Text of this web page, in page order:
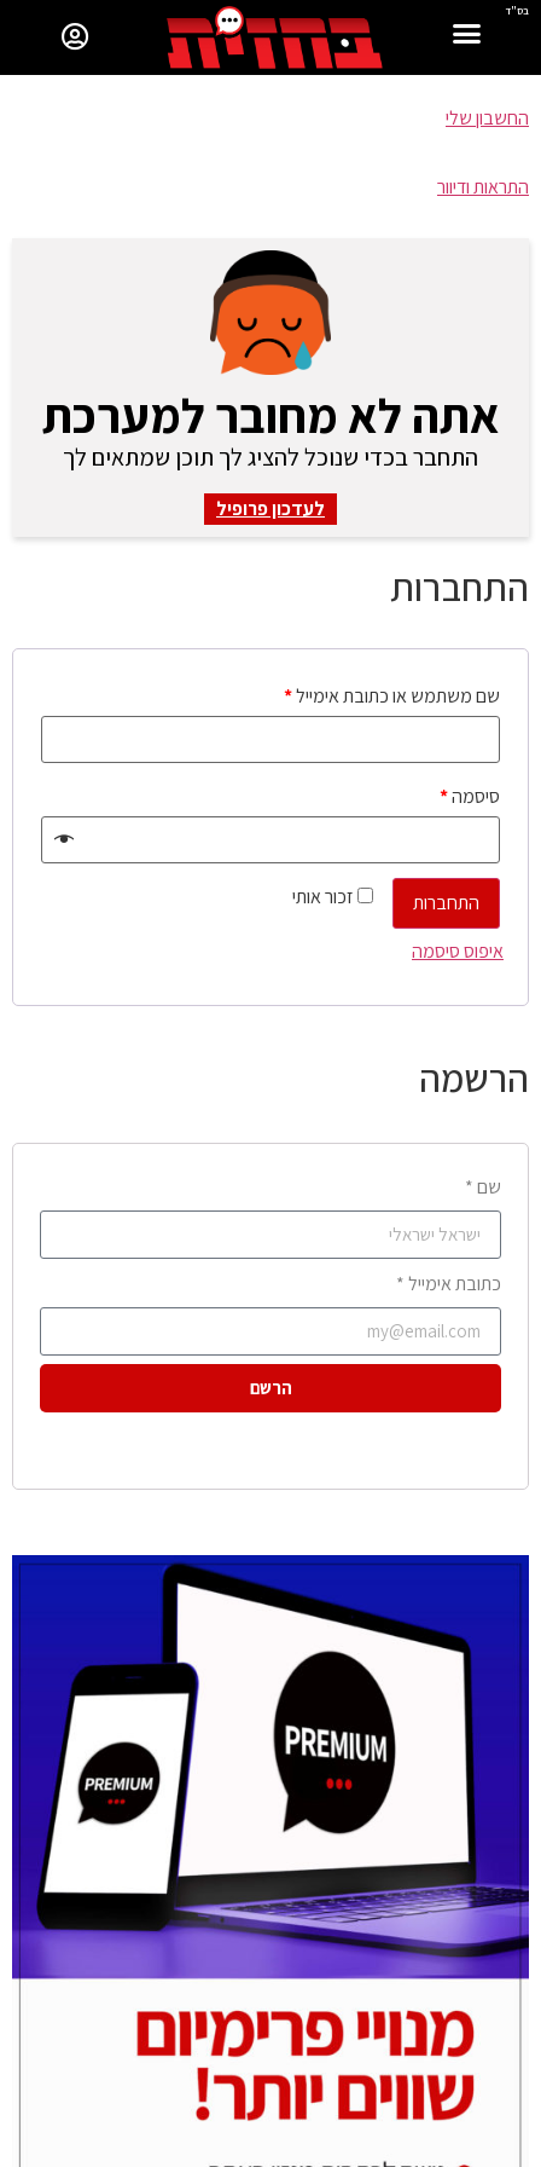
בס"ד
החשבון שלי
התראות ודיוור
אתה לא מחובר למערכת
התחבר בכדי שנוכל להציג לך תוכן שמתאים לך
לעדכון פרופיל
התחברות
שם משתמש או כתובת אימייל*
סיסמה*
זכור אותי
התחברות
איפוס סיסמה
הרשמה
שם *
כתובת אימייל *
הרשם